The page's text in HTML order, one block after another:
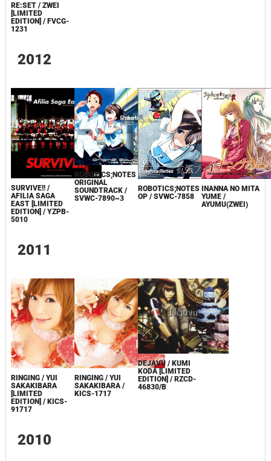
RE:SET / ZWEI
[LIMITED
EDITION] / FVCG-
1231
2012
SURVIVE!! /
AFILIA SAGA
EAST [LIMITED
EDITION] / YZPB-
5010
ROBOTICS;NOTES
ORIGINAL
SOUNDTRACK /
SVWC-7890~3
ROBOTICS;NOTES
OP / SVWC-7858
INANNA NO MITA
YUME /
AYUMU(ZWEI)
2011
RINGING / YUI
SAKAKIBARA
[LIMITED
EDITION] / KICS-
91717
RINGING / YUI
SAKAKIBARA /
KICS-1717
DEJAVU / KUMI
KODA [LIMITED
EDITION] / RZCD-
46830/B
2010